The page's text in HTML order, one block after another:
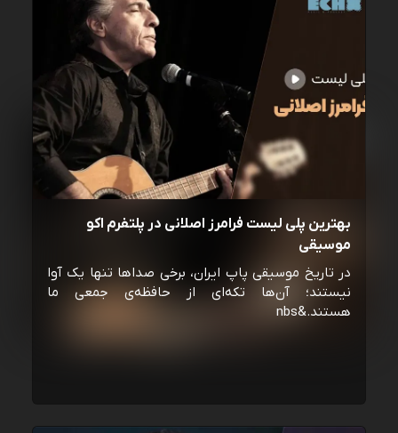
بهترین پلی لیست فرامرز اصلانی در پلتفرم اکو
موسیقی
در تاریخ موسیقی پاپ ایران، برخی صداها تنها یک آوا
نیستند؛ آن‌ها تکه‌ای از حافظه‌ی جمعی ما
هستند.&nbs